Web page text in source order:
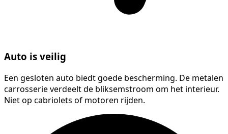
Auto is veilig
Een gesloten auto biedt goede bescherming. De metalen
carrosserie verdeelt de bliksemstroom om het interieur.
Niet op cabriolets of motoren rijden.